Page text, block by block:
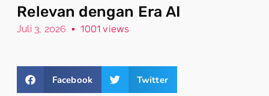
Relevan dengan Era AI
Juli 3, 2026 1001 views
Facebook Twitter